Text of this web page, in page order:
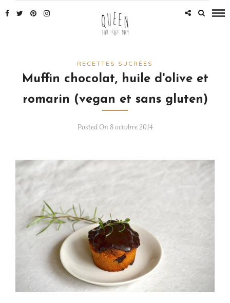
RECETTES SUCRÉES
Muffin chocolat, huile d'olive et
romarin (vegan et sans gluten)
Posted On 8 octobre 2014